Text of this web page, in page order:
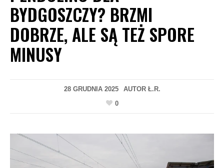
BYDGOSZCZY? BRZMI
DOBRZE, ALE SĄ TEŻ SPORE
MINUSY
28 GRUDNIA 2025 AUTOR Ł.R.
0